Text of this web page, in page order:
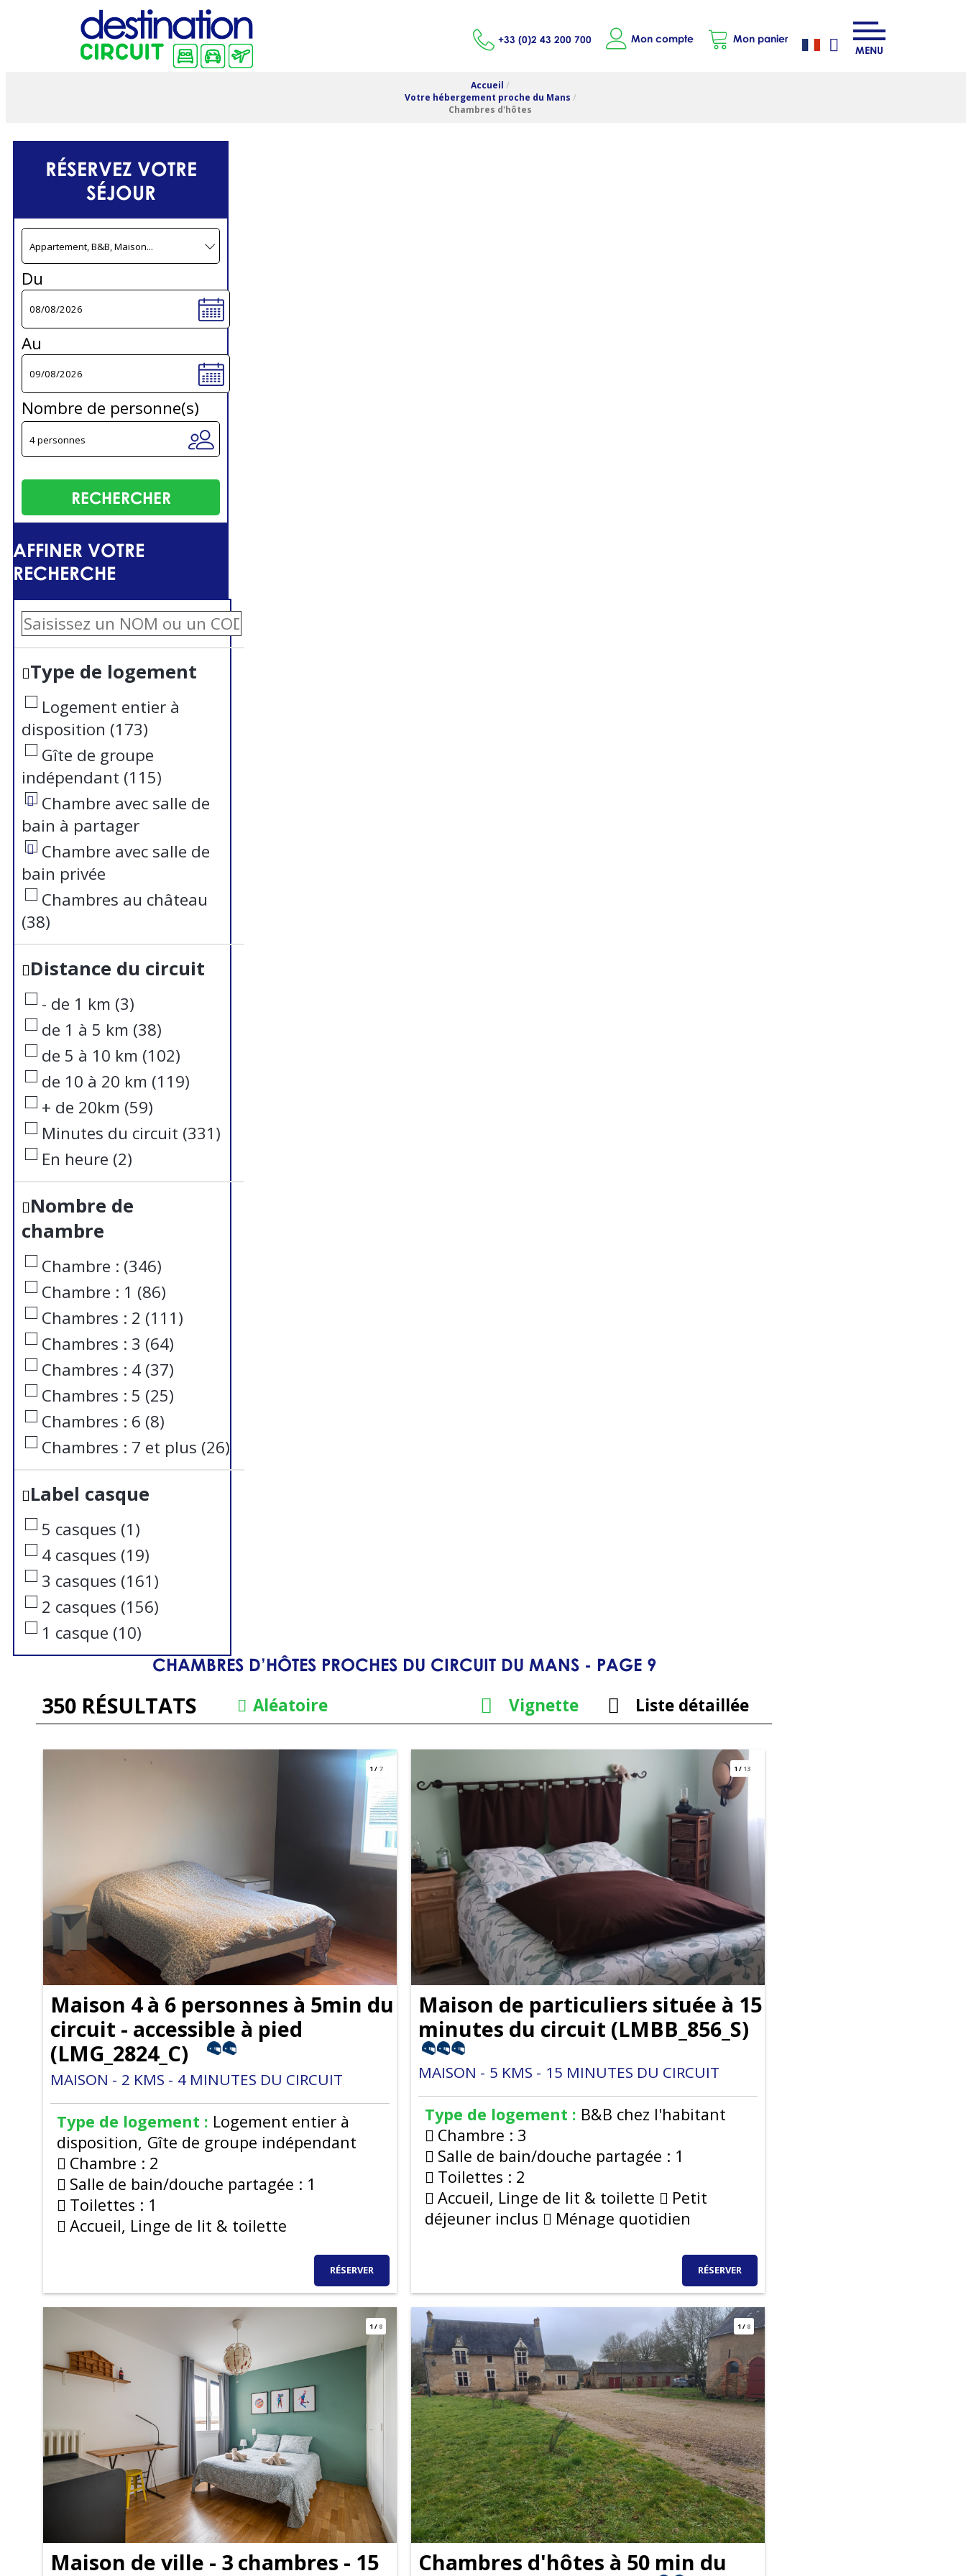
+33 (0)2 43 200 700 Mon compte
Mon panier
MENU
Accueil /
Votre hébergement proche du Mans /
Chambres d'hôtes
RÉSERVEZ VOTRE
SÉJOUR
Du
Au
Nombre de personne(s)
AFFINER VOTRE
RECHERCHE
Type de logement
Logement entier à
disposition (173)
Gîte de groupe
indépendant (115)
Chambre avec salle de
bain à partager
Chambre avec salle de
bain privée
Chambres au château
(38)
Distance du circuit
- de 1 km (3)
de 1 à 5 km (38)
de 5 à 10 km (102)
de 10 à 20 km (119)
+ de 20km (59)
Minutes du circuit (331)
En heure (2)
Nombre de
chambre
Chambre : (346)
Chambre : 1 (86)
Chambres : 2 (111)
Chambres : 3 (64)
Chambres : 4 (37)
Chambres : 5 (25)
Chambres : 6 (8)
Chambres : 7 et plus (26)
Label casque
5 casques (1)
4 casques (19)
3 casques (161)
2 casques (156)
1 casque (10)
CHAMBRES D’HÔTES PROCHES DU CIRCUIT DU MANS - PAGE 9
Vignette Liste détaillée
350 RÉSULTATS Aléatoire
1/ 7
Maison 4 à 6 personnes à 5min du
circuit - accessible à pied
(LMG_2824_C)
MAISON 2 KMS 4 MINUTES DU CIRCUIT
Type de logement : Logement entier à
disposition Gîte de groupe indépendant
Chambre : 2
Salle de bain/douche partagée : 1
Toilettes : 1
Accueil, Linge de lit & toilette
RÉSERVER
1/ 13
Maison de particuliers située à 15
minutes du circuit (LMBB_856_S)
MAISON 5 KMS 15 MINUTES DU CIRCUIT
Type de logement : B&B chez l'habitant
Chambre : 3
Salle de bain/douche partagée : 1
Toilettes : 2
Accueil, Linge de lit & toilette
Petit
déjeuner inclus
Ménage quotidien
RÉSERVER
1/8
Maison de ville - 3 chambres - 15
1/8
Chambres d'hôtes à 50 min du